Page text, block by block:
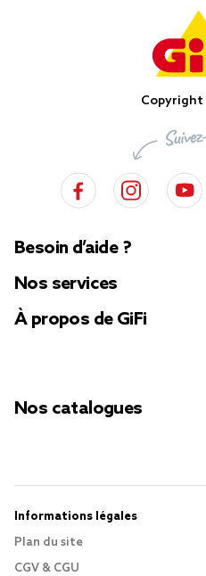
Copyright
Besoin d’aide ?
Nos services
À propos de GiFi
Nos catalogues
Informations légales
Plan du site
CGV & CGU